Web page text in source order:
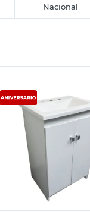
Nacional
Vista rápida